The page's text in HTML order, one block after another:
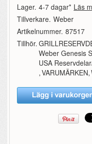
Lager. 4-7 dagar* Läs
Tillverkare. Weber
Artikelnummer. 87517
Tillhör.
Weber Genesis
USA
,VARUMÄRKEN,